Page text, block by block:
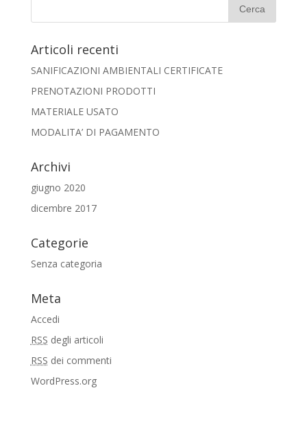
Articoli recenti
SANIFICAZIONI AMBIENTALI CERTIFICATE
PRENOTAZIONI PRODOTTI
MATERIALE USATO
MODALITA’ DI PAGAMENTO
Archivi
giugno 2020
dicembre 2017
Categorie
Senza categoria
Meta
Accedi
RSS degli articoli
RSS dei commenti
WordPress.org